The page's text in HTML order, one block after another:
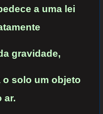
a uma lei
gravidade,
o solo um objeto
ar.